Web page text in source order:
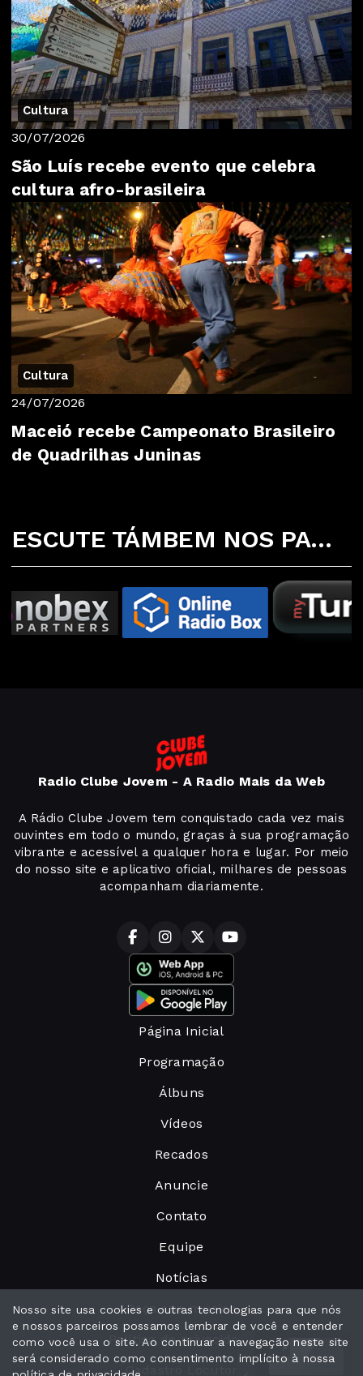
Cultura
30/07/2026
São Luís recebe evento que celebra
cultura afro-brasileira
Cultura
24/07/2026
Maceió recebe Campeonato Brasileiro
de Quadrilhas Juninas
ESCUTE TÁMBEM NOS PARCEIROS ABAIXO
Radio Clube Jovem - A Radio Mais da Web
A Rádio Clube Jovem tem conquistado cada vez mais
ouvintes em todo o mundo, graças à sua programação
vibrante e acessível a qualquer hora e lugar. Por meio
do nosso site e aplicativo oficial, milhares de pessoas
acompanham diariamente.
Página Inicial
Programação
Álbuns
Vídeos
Recados
Anuncie
Contato
Equipe
Notícias
Peça sua música
Política de privacidade
Cadastro Locutor
Nosso site usa cookies e outras tecnologias para que nós
e nossos parceiros possamos lembrar de você e entender
como você usa o site. Ao continuar a navegação neste site
será considerado como consentimento implícito à nossa